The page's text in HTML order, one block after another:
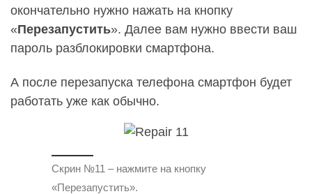
окончательно нужно нажать на кнопку
«Перезапустить». Далее вам нужно ввести ваш
пароль разблокировки смартфона.
А после перезапуска телефона смартфон будет
работать уже как обычно.
Скрин №11 – нажмите на кнопку
«Перезапустить».